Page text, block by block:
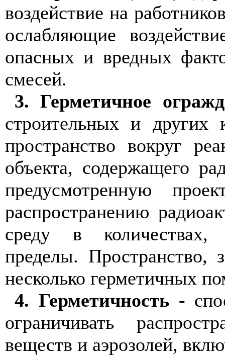
воздействие на
ослабляющие
опасных и вредных
смесей.
3. Герметичное
строительных и других
пространство вокруг
объекта, содержащего
предусмотренную
распространению
среду в количествах,
пределы. Пространство,
несколько герметичных
4. Герметичность -
ограничивать
веществ и аэрозолей,